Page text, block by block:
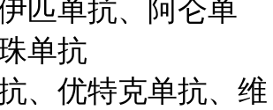
匹单抗、阿仑单
单抗
、优特克单抗、维